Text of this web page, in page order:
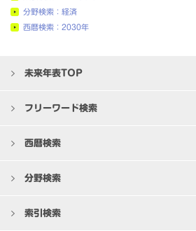
分野検索：経済
西暦検索：2030年
未来年表TOP
フリーワード検索
西暦検索
分野検索
索引検索